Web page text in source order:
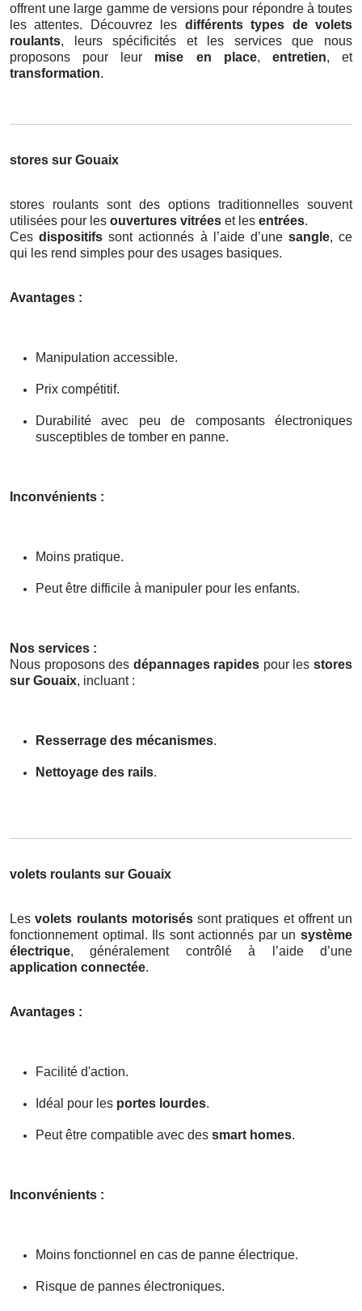
offrent une large gamme de versions pour répondre à toutes
les attentes. Découvrez les différents types de volets
roulants, leurs spécificités et les services que nous
proposons pour leur mise en place, entretien, et
transformation.
stores sur Gouaix
stores roulants sont des options traditionnelles souvent
utilisées pour les ouvertures vitrées et les entrées.
Cesdispositifs sont actionnés à l’aide d’une sangle, ce
qui les rend simples pour des usages basiques.
Avantages :
Manipulation accessible.
Prix compétitif.
Durabilité avec peu de composants électroniques
susceptibles de tomber en panne.
Inconvénients :
Moins pratique.
Peut être difficile à manipuler pour les enfants.
Nos services :
Nous proposons des dépannages rapides pour lesstores
sur Gouaix, incluant :
Resserrage des mécanismes.
Nettoyage des rails.
volets roulants sur Gouaix
Lesvolets roulants motoriséssont pratiques et offrent un
fonctionnement optimal. Ils sont actionnés par un système
électrique, généralement contrôlé à l’aide d’une
application connectée.
Avantages :
Facilité d'action.
Idéal pour les portes lourdes.
Peut être compatible avec des smart homes.
Inconvénients :
Moins fonctionnel en cas de panne électrique.
Risque de pannes électroniques.